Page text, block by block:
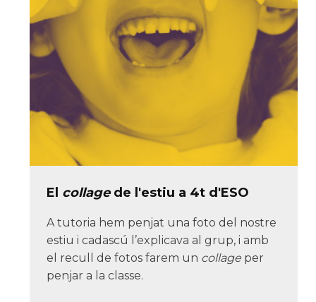
El collagede l'estiu a 4t d'ESO
A tutoria hem penjat una foto del nostre
estiu i cadascú l’explicava al grup, i amb
el recull de fotos farem un collage per
penjar a la classe.